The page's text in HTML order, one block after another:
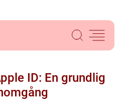
ID: En grundlig